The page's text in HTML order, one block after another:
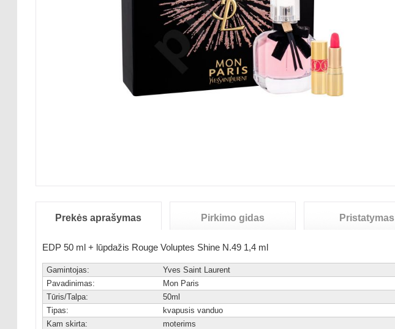
Prekės aprašymas Pirkimo gidas Pristatymas
EDP 50 ml + lūpdažis Rouge Voluptes Shine N.49 1,4 ml
Gamintojas:
Yves Saint Laurent
Pavadinimas:
Mon Paris
Tūris/Talpa:
50ml
Tipas:
kvapusis vanduo
Kam skirta:
moterims